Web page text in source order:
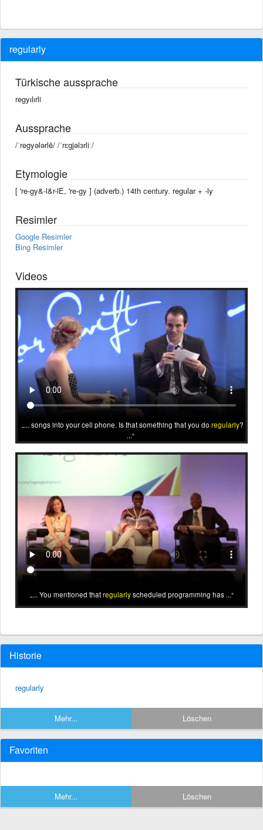
regularly
Türkische aussprache
regyılırli
Aussprache
/ˈregyələrlē/ /ˈrɛɡjəlɜrliː/
Etymologie
[ 're-gy&-l&r-lE, 're-gy ] (adverb.) 14th century. regular +‎ -ly
Resimler
Google Resimler
Bing Resimler
Videos
... songs into your cell phone. Is that something that you do regularly?
...
... You mentioned thatregularlyscheduled programming has ...
Historie
regularly
Mehr... Löschen
Favoriten
Mehr... Löschen